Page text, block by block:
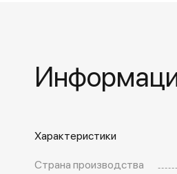
Характеристики
Страна производства